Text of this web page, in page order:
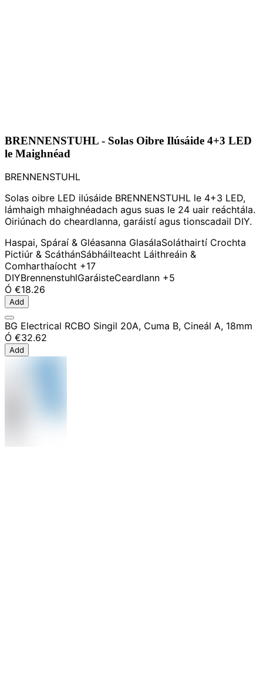
BRENNENSTUHL - Solas Oibre Ilúsáide 4+3 LED
le Maighnéad
BRENNENSTUHL
Solas oibre LED ilúsáide BRENNENSTUHL le 4+3 LED,
lámhaigh mhaighnéadach agus suas le 24 uair reáchtála.
Oiriúnach do cheardlanna, garáistí agus tionscadail DIY.
Haspai, Spáraí & Gléasanna GlasálaSoláthairtí Crochta
Pictiúr & ScáthánSábháilteacht Láithreáin &
Comharthaíocht +17
DIYBrennenstuhlGaráisteCeardlann +5
Ó €18.26
Add
BG Electrical RCBO Singil 20A, Cuma B, Cineál A, 18mm
Ó €32.62
Add